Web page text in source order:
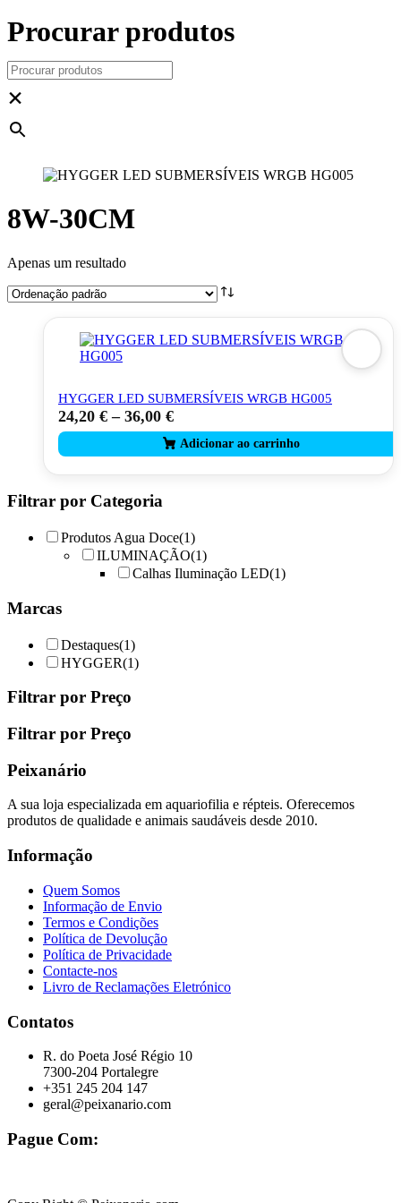
Procurar produtos
×
8W-30CM
Apenas um resultado
HYGGER LED SUBMERSÍVEIS WRGB HG005
24,20 € – 36,00 €
This
product
has
multiple
The
options
may
be
chosen
product
Filtrar por Categoria
Produtos Agua Doce(1)
ILUMINAÇÃO(1)
Calhas Iluminação LED(1)
Marcas
Destaques(1)
HYGGER(1)
Filtrar por Preço
Filtrar por Preço
Peixanário
A sua loja especializada em aquariofilia e répteis. Oferecemos
produtos de qualidade e animais saudáveis desde 2010.
Informação
Quem Somos
Informação de Envio
Termos e Condições
Política de Devolução
Política de Privacidade
Contacte-nos
Livro de Reclamações Eletrónico
Contatos
R. do Poeta José Régio 10
7300-204 Portalegre
+351 245 204 147
geral@peixanario.com
Pague Com: